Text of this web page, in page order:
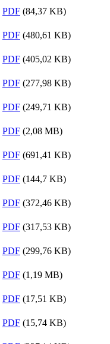
PDF (84,37 KB)
PDF (480,61 KB)
PDF (405,02 KB)
PDF (277,98 KB)
PDF (249,71 KB)
PDF (2,08 MB)
PDF (691,41 KB)
PDF (144,7 KB)
PDF (372,46 KB)
PDF (317,53 KB)
PDF (299,76 KB)
PDF (1,19 MB)
PDF (17,51 KB)
PDF (15,74 KB)